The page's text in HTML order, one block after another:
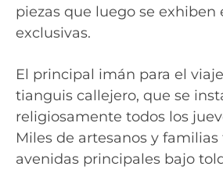
piezas que luego se exhiben
exclusivas.
El principal imán para el
tianguis callejero, que se
religiosamente todos los
Miles de artesanos y
avenidas principales bajo